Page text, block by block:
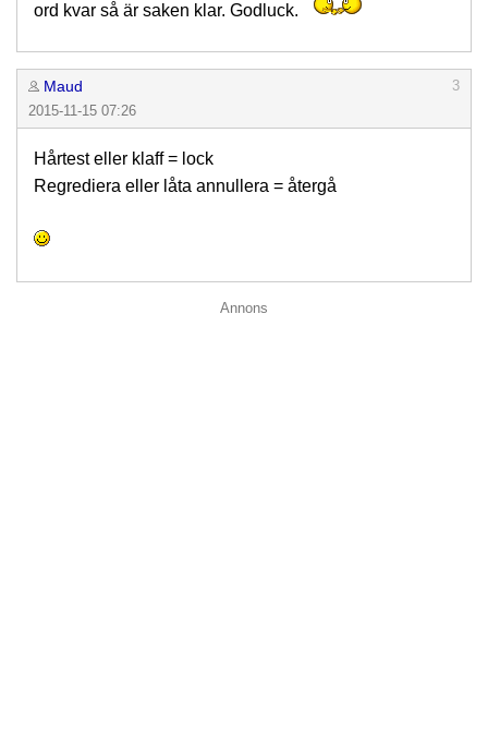
ord kvar så är saken klar. Godluck.
Maud
3
2015-11-15 07:26
Hårtest eller klaff = lock
Regrediera eller låta annullera = återgå
Annons